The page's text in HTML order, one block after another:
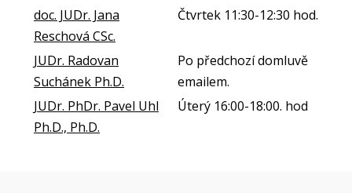
doc. JUDr. Jana
Reschová CSc.
Čtvrtek 11:30-12:30 hod.
JUDr. Radovan
Suchánek Ph.D.
Po předchozí domluvě
emailem.
JUDr. PhDr. Pavel Uhl
Ph.D., Ph.D.
Úterý 16:00-18:00. hod